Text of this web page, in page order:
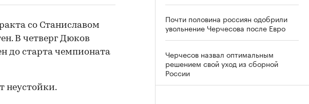
со Станиславом
В четверг Дюков
до старта чемпионата
неустойки.
Почти половина россиян одобрили
увольнение Черчесова после Евро
Черчесов назвал оптимальным
решением свой уход из сборной
России